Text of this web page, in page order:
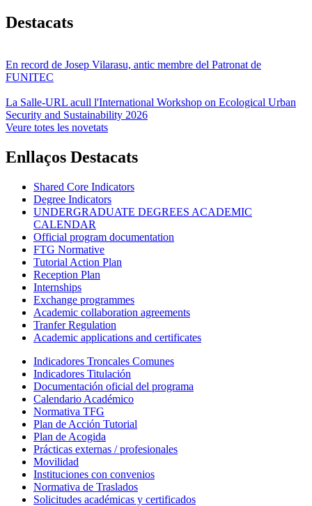
Destacats
En record de Josep Vilarasu, antic membre del Patronat de
FUNITEC
La Salle-URL acull l'International Workshop on Ecological Urban
Security and Sustainability 2026
Veure totes les novetats
Enllaços Destacats
Shared Core Indicators
Degree Indicators
UNDERGRADUATE DEGREES ACADEMIC
CALENDAR
Official program documentation
FTG Normative
Tutorial Action Plan
Reception Plan
Internships
Exchange programmes
Academic collaboration agreements
Tranfer Regulation
Academic applications and certificates
Indicadores Troncales Comunes
Indicadores Titulación
Documentación oficial del programa
Calendario Académico
Normativa TFG
Plan de Acción Tutorial
Plan de Acogida
Prácticas externas / profesionales
Movilidad
Instituciones con convenios
Normativa de Traslados
Solicitudes académicas y certificados